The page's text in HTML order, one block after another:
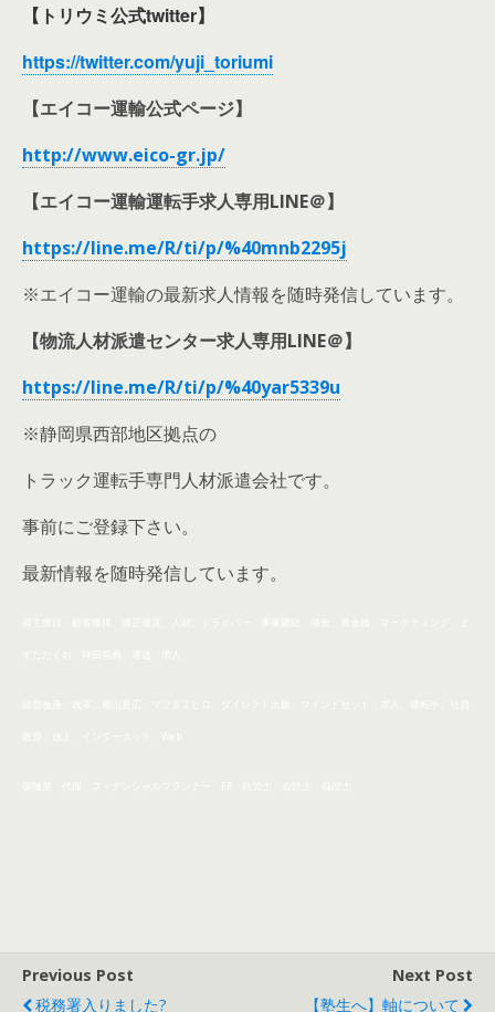
【トリウミ公式twitter】
https://twitter.com/yuji_toriumi
【エイコー運輸公式ページ】
http://www.eico-gr.jp/
【エイコー運輸運転手求人専用LINE＠】
https://line.me/R/ti/p/%40mnb2295j
※エイコー運輸の最新求人情報を随時発信しています。
【物流人材派遣センター求人専用LINE＠】
https://line.me/R/ti/p/%40yar5339u
※静岡県西部地区拠点の
トラック運転手専門人材派遣会社です。
事前にご登録下さい。
最新情報を随時発信しています。
継続、
すだたくお、神田昌典、運送、求人
経営改善、改革、横山直広、マツダミヒロ、ダイレクト出版、マインドセット、求人、運転手、社員
保険屋 代理 フィナンシャルプランナー FP 社労士 会計士 税理士
Previous Post
税務署入りました?
Next Post
【塾生へ】軸について